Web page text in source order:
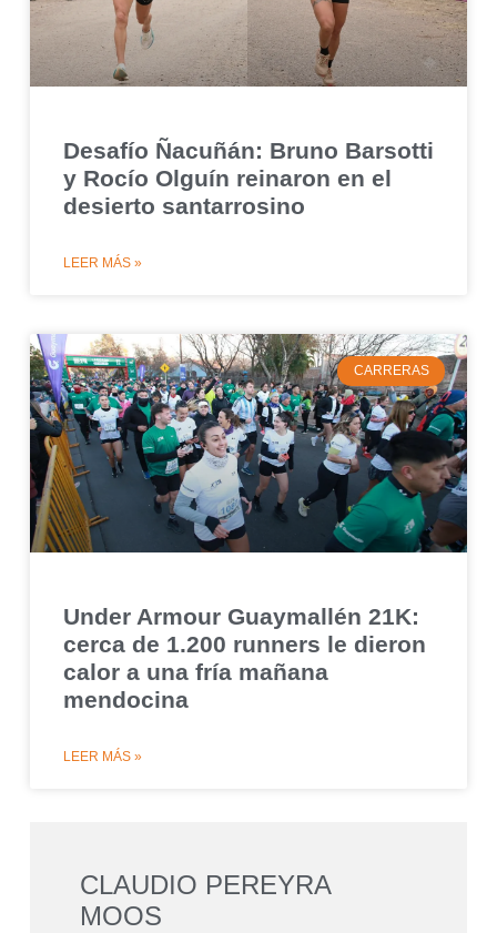
Desafío Ñacuñán: Bruno Barsotti
y Rocío Olguín reinaron en el
desierto santarrosino
LEER MÁS »
CARRERAS
Under Armour Guaymallén 21K:
cerca de 1.200 runners le dieron
calor a una fría mañana
mendocina
LEER MÁS »
CLAUDIO PEREYRA
MOOS